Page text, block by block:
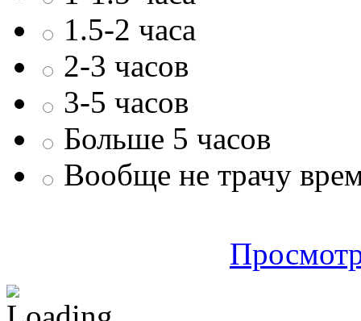
1.5-2 часа
2-3 часов
3-5 часов
Больше 5 часов
Вообще не трачу